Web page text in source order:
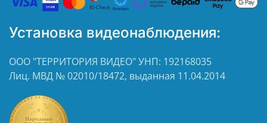
Установка видеонаблюдения:
ООО "ТЕРРИТОРИЯ ВИДЕО" УНП: 192168035
Лиц. МВД № 02010/18472, выданная 11.04.2014